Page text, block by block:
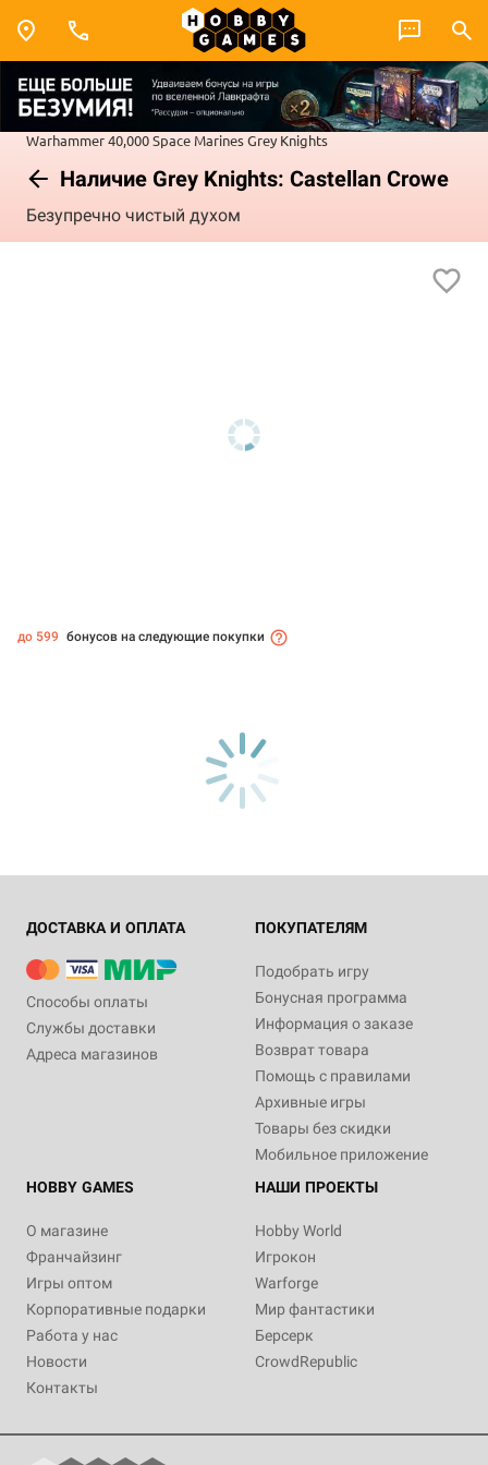
Warhammer 40,000Space MarinesGrey Knights
Наличие Grey Knights: Castellan Crowe
Безупречно чистый духом
до 599 бонусов на следующие покупки
ДОСТАВКА И ОПЛАТА
Способы оплаты
Службы доставки
Адреса магазинов
ПОКУПАТЕЛЯМ
Подобрать игру
Бонусная программа
Информация о заказе
Возврат товара
Помощь с правилами
Архивные игры
Товары без скидки
Мобильное приложение
HOBBY GAMES
О магазине
Франчайзинг
Игры оптом
Корпоративные подарки
Работа у нас
Новости
Контакты
НАШИ ПРОЕКТЫ
Hobby World
Игрокон
Warforge
Мир фантастики
Берсерк
CrowdRepublic